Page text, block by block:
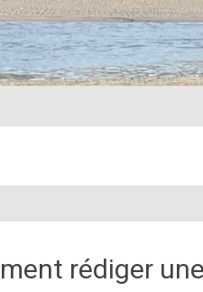
rédiger